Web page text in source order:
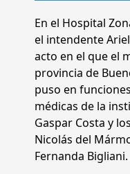
En el Hospital
el intendente
acto en el que el
provincia de
puso en
médicas de la
Gaspar Costa y
Nicolás del
Fernanda Bigliani.